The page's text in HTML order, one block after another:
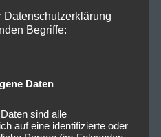
2026-11-26
– Europe
München
Begriffe:
Daten
sind alle
auf eine identifizierte oder